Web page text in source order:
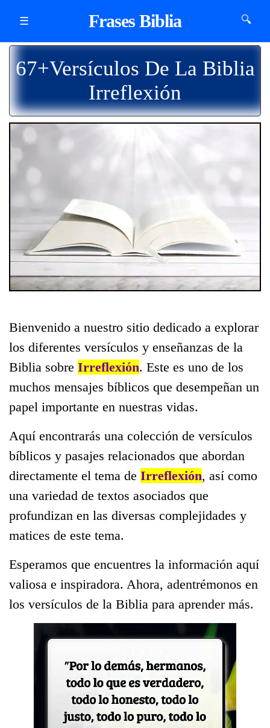
☰ Frases Biblia 🔍
67+Versículos De La Biblia
Irreflexión
Bienvenido a nuestro sitio dedicado a explorar
los diferentes versículos y enseñanzas de la
Biblia sobre Irreflexión. Este es uno de los
muchos mensajes bíblicos que desempeñan un
papel importante en nuestras vidas.
Aquí encontrarás una colección de versículos
bíblicos y pasajes relacionados que abordan
directamente el tema de Irreflexión, así como
una variedad de textos asociados que
profundizan en las diversas complejidades y
matices de este tema.
Esperamos que encuentres la información aquí
valiosa e inspiradora. Ahora, adentrémonos en
los versículos de la Biblia para aprender más.